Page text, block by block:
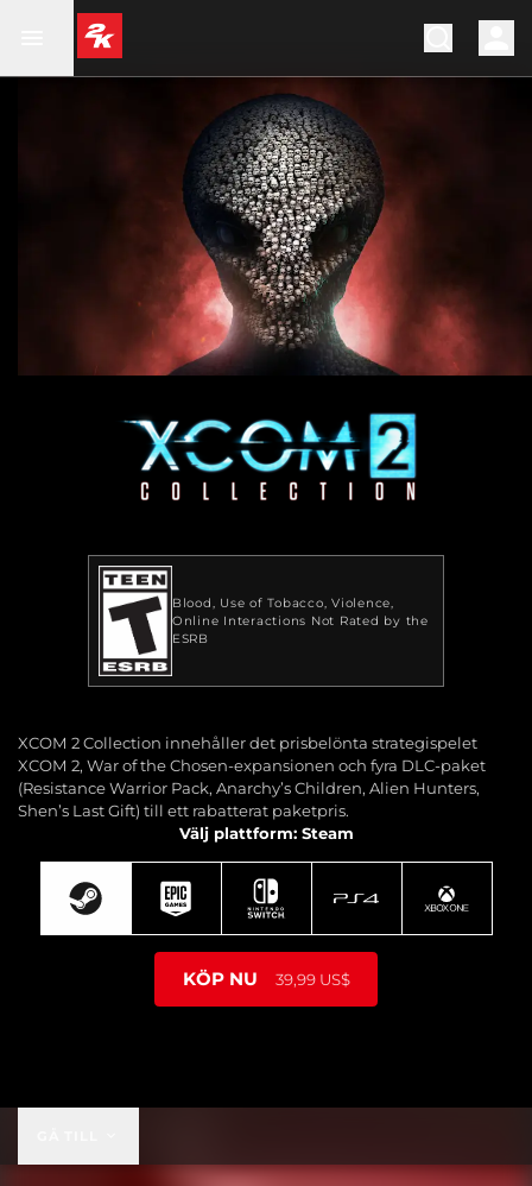
Blood Use of Tobacco Violence
Online Interactions Not Rated by the
ESRB
XCOM 2 Collection innehåller det prisbelönta strategispelet
XCOM 2, War of the Chosen-expansionen och fyra DLC-paket
(Resistance Warrior Pack, Anarchy’s Children, Alien Hunters,
Shen’s Last Gift) till ett rabatterat paketpris.
Välj plattform: Steam
KÖP NU 39,99 US$